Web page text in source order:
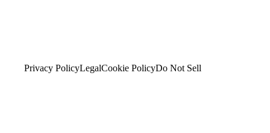
Privacy PolicyLegalCookie PolicyDo Not Sell